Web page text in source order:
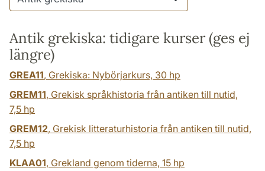
Antik grekiska: tidigare kurser (ges ej
längre)
GREA11, Grekiska: Nybörjarkurs, 30 hp
GREM11, Grekisk språkhistoria från antiken till nutid,
7,5 hp
GREM12, Grekisk litteraturhistoria från antiken till nutid,
7,5 hp
KLAA01, Grekland genom tiderna, 15 hp